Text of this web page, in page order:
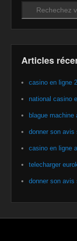
Recherche
Articles
casino en ligne
national casino
blague machine
donner son avis
casino en ligne
telecharger
donner son avis